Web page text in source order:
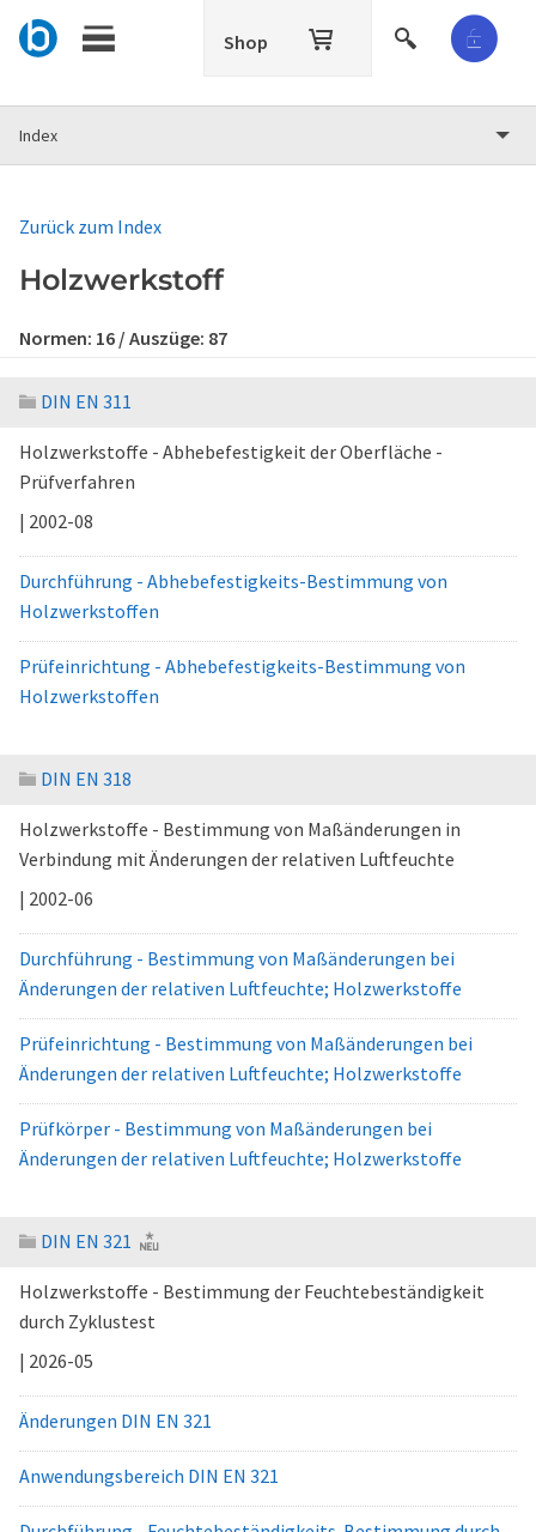
Shop
Index
Zurück zum Index
Holzwerkstoff
Normen: 16 / Auszüge: 87
DIN EN 311
Holzwerkstoffe - Abhebefestigkeit der Oberfläche -
Prüfverfahren
| 2002-08
Durchführung - Abhebefestigkeits-Bestimmung von
Holzwerkstoffen
Prüfeinrichtung - Abhebefestigkeits-Bestimmung von
Holzwerkstoffen
DIN EN 318
Holzwerkstoffe - Bestimmung von Maßänderungen in
Verbindung mit Änderungen der relativen Luftfeuchte
| 2002-06
Durchführung - Bestimmung von Maßänderungen bei
Änderungen der relativen Luftfeuchte; Holzwerkstoffe
Prüfeinrichtung - Bestimmung von Maßänderungen bei
Änderungen der relativen Luftfeuchte; Holzwerkstoffe
Prüfkörper - Bestimmung von Maßänderungen bei
Änderungen der relativen Luftfeuchte; Holzwerkstoffe
DIN EN 321
Holzwerkstoffe - Bestimmung der Feuchtebeständigkeit
durch Zyklustest
| 2026-05
Änderungen DIN EN 321
Anwendungsbereich DIN EN 321